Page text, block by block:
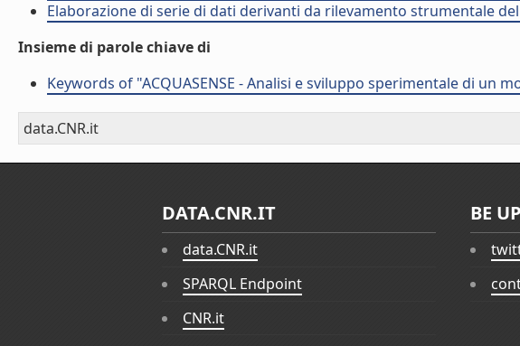
Elaborazione di serie di dati derivanti da rilevamento strumentale
Insieme di parole chiave di
Keywords of "ACQUASENSE - Analisi e sviluppo sperimentale di un
data.CNR.it
DATA.CNR.IT
data.CNR.it
SPARQL Endpoint
CNR.it
BE